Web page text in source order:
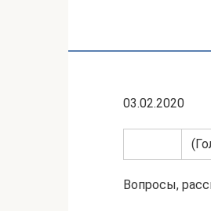
03.02.2020
Вопросы,